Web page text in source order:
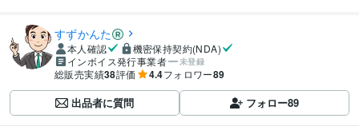
すずかんた
本人確認
機密保持契約(NDA)
インボイス発行事業者
未登録
総販売実績38評価 4.4フォロワー89
出品者に質問 フォロー89